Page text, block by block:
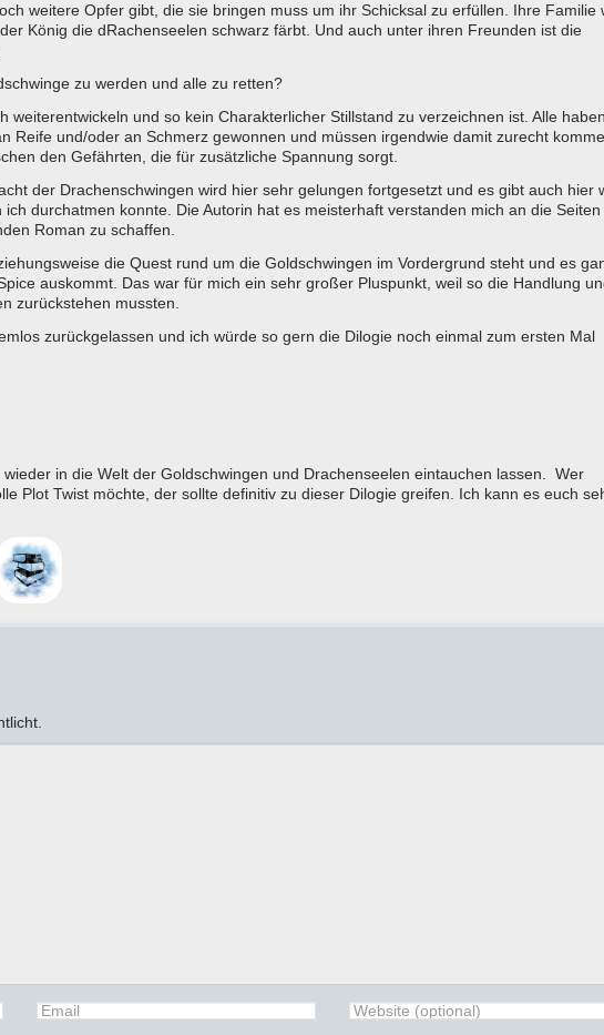
weitere Opfer gibt, die sie bringen muss um ihr Schicksal zu erfüllen. Ihre Familie
König die dRachenseelen schwarz färbt. Und auch unter ihren Freunden ist die
zu werden und alle zu retten?
weiterentwickeln und so kein Charakterlicher Stillstand zu verzeichnen ist. Alle
Reife und/oder an Schmerz gewonnen und müssen irgendwie damit zurecht
den Gefährten, die für zusätzliche Spannung sorgt.
der Drachenschwingen wird hier sehr gelungen fortgesetzt und es gibt auch hier
durchatmen konnte. Die Autorin hat es meisterhaft verstanden mich an die Seiten
Roman zu schaffen.
die Quest rund um die Goldschwingen im Vordergrund steht und es
auskommt. Das war für mich ein sehr großer Pluspunkt, weil so die Handlung
zurückstehen mussten.
zurückgelassen und ich würde so gern die Dilogie noch einmal zum ersten Mal
in die Welt der Goldschwingen und Drachenseelen eintauchen lassen. Wer
Plot Twist möchte, der sollte definitiv zu dieser Dilogie greifen. Ich kann es euch